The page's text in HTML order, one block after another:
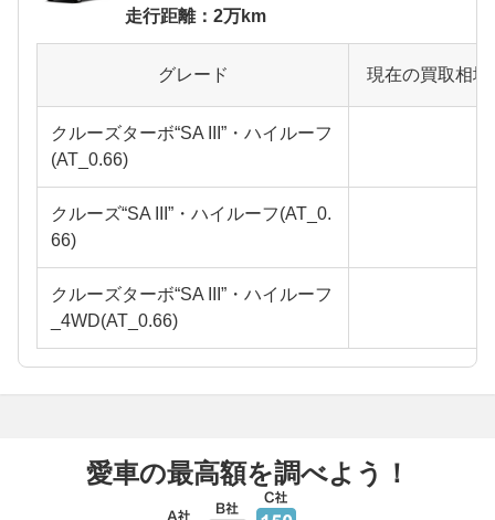
走行距離：2万km
グレード 現在の買取相
クルーズターボ“SA III”・ハイルーフ
(AT_0.66)
クルーズ“SA III”・ハイルーフ(AT_0.
66)
クルーズターボ“SA III”・ハイルーフ
_4WD(AT_0.66)
愛車の最高額を調べよう！